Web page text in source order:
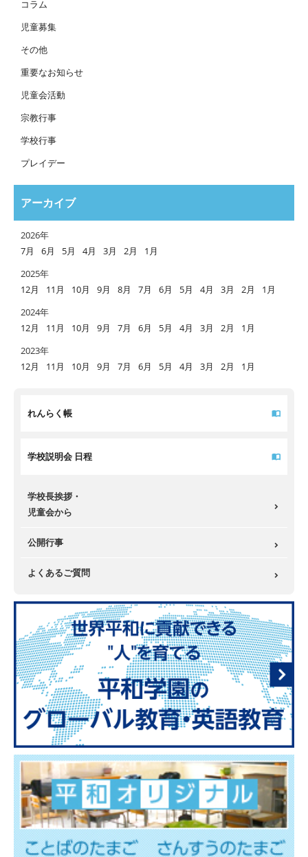
コラム
児童募集
その他
重要なお知らせ
児童会活動
宗教行事
学校行事
プレイデー
アーカイブ
2026年
7月
6月 5月 4月 3月 2月
1月
2025年
12月
11月 10月 9月 8月 7月 6月 5月 4月 3月 2月
1月
2024年
12月
11月 10月 9月 7月 6月 5月 4月 3月 2月
1月
2023年
12月
11月 10月 9月 7月 6月 5月 4月 3月 2月 1月
れんらく帳
学校説明会 日程
学校長挨拶・
児童会から
公開行事
よくあるご質問